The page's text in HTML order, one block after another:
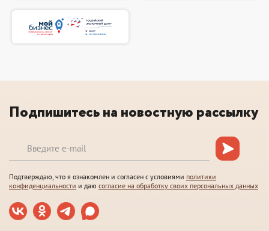
Подпишитесь на новостную рассылку
Подтверждаю, что я ознакомлен и согласен с условиями политики
конфиденциальности и даю согласие на обработку своих персональных данных